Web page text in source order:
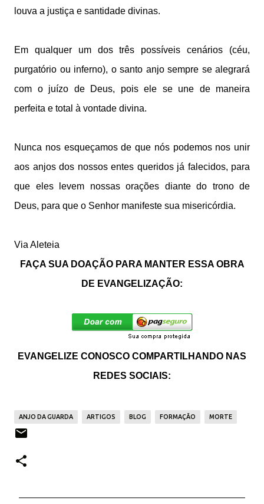
louva a justiça e santidade divinas.
Em qualquer um dos três possíveis cenários (céu,
purgatório ou inferno), o santo anjo sempre se alegrará
com o juízo de Deus, pois ele se une de maneira
perfeita e total à vontade divina.
Nunca nos esqueçamos de que nós podemos nos unir
aos anjos dos nossos entes queridos já falecidos, para
que eles levem nossas orações diante do trono de
Deus, para que o Senhor manifeste sua misericórdia.
Via Aleteia
FAÇA SUA DOAÇÃO PARA MANTER ESSA OBRA
DE EVANGELIZAÇÃO:
EVANGELIZE CONOSCO COMPARTILHANDO NAS
REDES SOCIAIS:
ANJO DA GUARDA ARTIGOS BLOG FORMAÇÃO MORTE